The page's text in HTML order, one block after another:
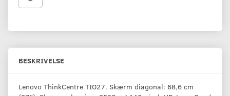
BESKRIVELSE
Lenovo ThinkCentre TIO27. Skærm diagonal: 68,6 cm